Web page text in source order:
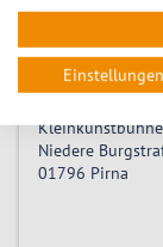
Niedere
01796 Pirna